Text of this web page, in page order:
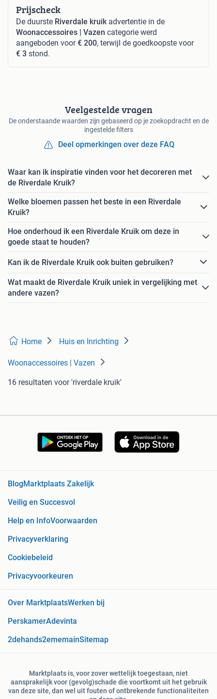
Prijscheck
De duurste Riverdale kruikadvertentie in de
Woonaccessoires | Vazen categorie werd
aangeboden voor€ 200, terwijl de goedkoopste voor
€ 3 stond.
Veelgestelde vragen
De onderstaande waarden zijn gebaseerd op je zoekopdracht en de
ingestelde filters
Deel opmerkingen over deze FAQ
Waar kan ik inspiratie vinden voor het decoreren met
de Riverdale Kruik?
Welke bloemen passen het beste in een Riverdale
Kruik?
Hoe onderhoud ik een Riverdale Kruik om deze in
goede staat te houden?
Kan ik de Riverdale Kruik ook buiten gebruiken?
Wat maakt de Riverdale Kruik uniek in vergelijking met
andere vazen?
Home Huis en Inrichting
Woonaccessoires | Vazen
16 resultaten voor 'riverdale kruik'
Blog Marktplaats Zakelijk
Veilig en Succesvol
Help en InfoVoorwaarden
Privacyverklaring
Cookiebeleid
Privacyvoorkeuren
Over MarktplaatsWerken bij
PerskamerAdevinta
2dehands2ememainSitemap
Marktplaats is, voor zover wettelijk toegestaan, niet
aansprakelijk voor (gevolg)schade die voortkomt uit het gebruik
van deze site, dan wel uit fouten of ontbrekende functionaliteiten